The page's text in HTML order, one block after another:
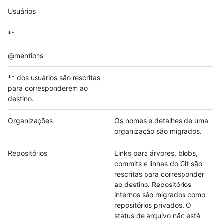
Usuários
**
@mentions
** dos usuários são rescritas
para corresponderem ao
destino.
Organizações
Os nomes e detalhes de uma
organização são migrados.
Repositórios
Links para árvores, blobs,
commits e linhas do Git são
rescritas para corresponder
ao destino. Repositórios
internos são migrados como
repositórios privados. O
status de arquivo não está